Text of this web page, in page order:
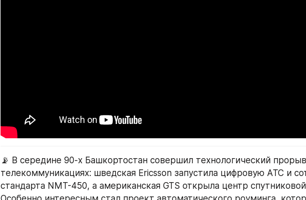
📡 В середине 90-х Башкортостан совершил технологический
телекоммуникациях: шведская Ericsson запустила цифровую АТС и
стандарта NMT-450, а американская GTS открыла центр